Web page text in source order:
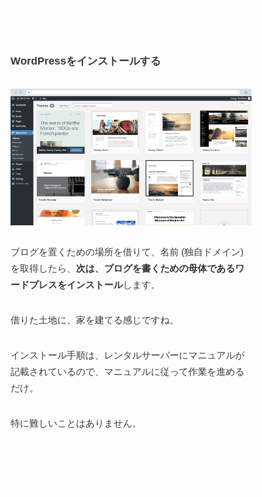
WordPressをインストールする
ブログを置くための場所を借りて、名前 (独自ドメイン)
を取得したら、 次は、ブログを書くための母体であるワ
ードプレスをインストールします。
借りた土地に、家を建てる感じですね。
インストール手順は、レンタルサーバーにマニュアルが
記載されているので、マニュアルに従って作業を進める
だけ。
特に難しいことはありません。